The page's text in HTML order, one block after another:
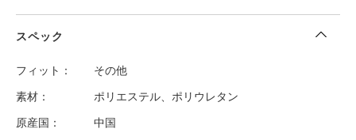
スペック
フィット
その他
素材
ポリエステル、ポリウレタン
原産国
中国